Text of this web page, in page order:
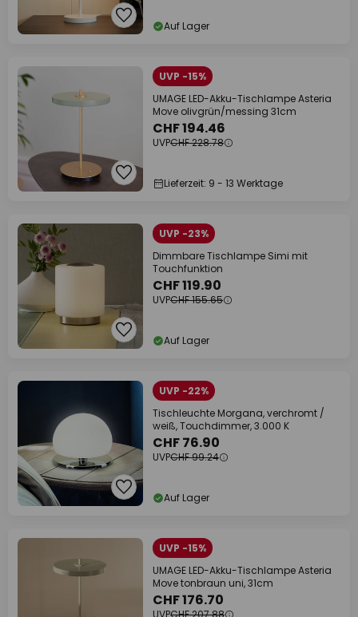
Auf Lager
UVP -15%
UMAGE LED-Akku-Tischlampe Asteria
Move olivgrün/messing 31cm
CHF 194.46
UVPCHF 228.78
Lieferzeit: 9 - 13 Werktage
UVP -23%
Dimmbare Tischlampe Simi mit
Touchfunktion
CHF 119.90
UVPCHF 155.65
Auf Lager
UVP -22%
Tischleuchte Morgana, verchromt /
weiß, Touchdimmer, 3.000 K
CHF 76.90
UVPCHF 99.24
Auf Lager
UVP -15%
UMAGE LED-Akku-Tischlampe Asteria
Move tonbraun uni, 31cm
CHF 176.70
UVPCHF 207.88